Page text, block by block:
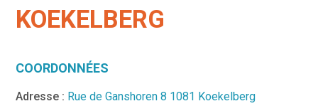
KOEKELBERG
COORDONNÉES
Adresse : Rue de Ganshoren 8 1081 Koekelberg